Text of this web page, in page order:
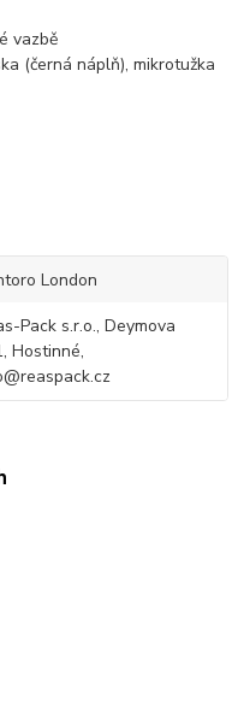
vazbě
(černá náplň), mikrotužka
London
Pack s.r.o., Deymova
Hostinné,